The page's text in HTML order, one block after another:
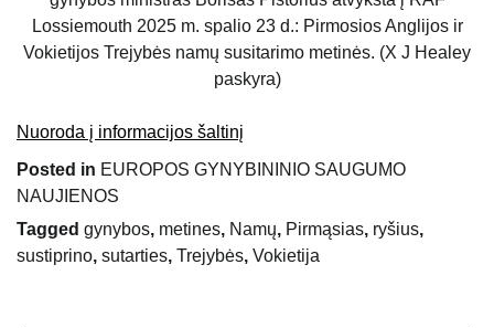
Lossiemouth 2025 m. spalio 23 d.: Pirmosios Anglijos ir
Vokietijos Trejybės namų susitarimo metinės. (X J Healey
paskyra)
Nuoroda į informacijos šaltinį
Posted in EUROPOS GYNYBININIO SAUGUMO
NAUJIENOS
Tagged gynybos, metines, Namų, Pirmąsias, ryšius,
sustiprino, sutarties, Trejybės, Vokietija